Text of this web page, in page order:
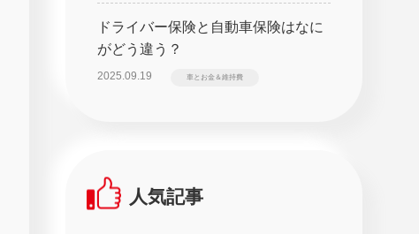
ドライバー保険と自動車保険はなに
がどう違う？
2025.09.19 車とお金＆維持費
人気記事